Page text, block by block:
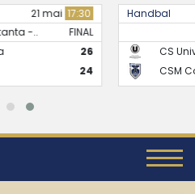
17:30
FINAL
Handbal
CS
CSM